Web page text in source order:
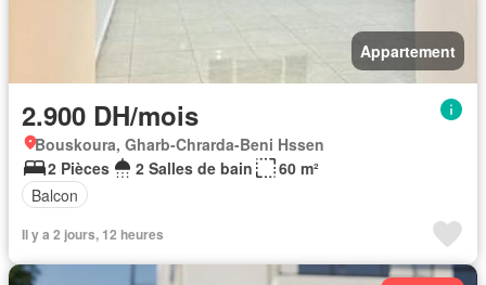
Appartement
2.900 DH/mois
Bouskoura, Gharb-Chrarda-Beni Hssen
2 Pièces
2 Salles de bain
60 m²
Balcon
Il y a 2 jours, 12 heures